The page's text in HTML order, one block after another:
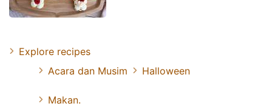
Explore recipes
Acara dan Musim
Halloween
Makan.